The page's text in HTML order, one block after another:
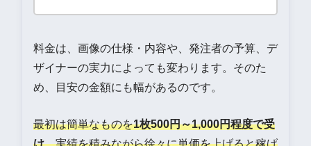
料金は、画像の仕様・内容や、発注者の予算、デ
ザイナーの実力によっても変わります。そのた
め、目安の金額にも幅があるのです。
最初は簡単なものを1枚500円～1,000円程度で受